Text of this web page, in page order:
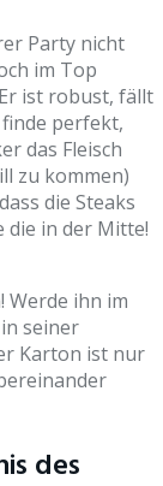
Party nicht
im Top
ist robust, fällt
perfekt,
das Fleisch
zu kommen)
die Steaks
die in der Mitte!
Werde ihn im
seiner
Karton ist nur
des